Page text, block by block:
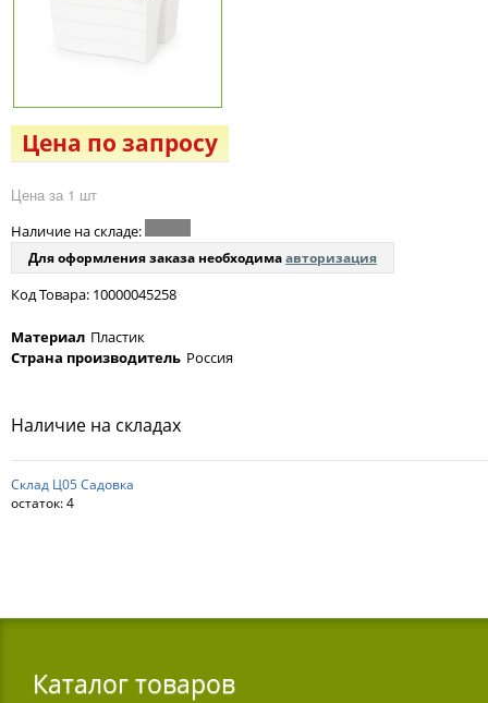
Цена по запросу
Цена за 1 шт
Наличие на складе:
Для оформления заказа необходимаавторизация
Код Товара: 10000045258
Материал Пластик
Страна производитель Россия
Наличие на складах
Склад Ц05 Садовка
остаток:4
Каталог товаров